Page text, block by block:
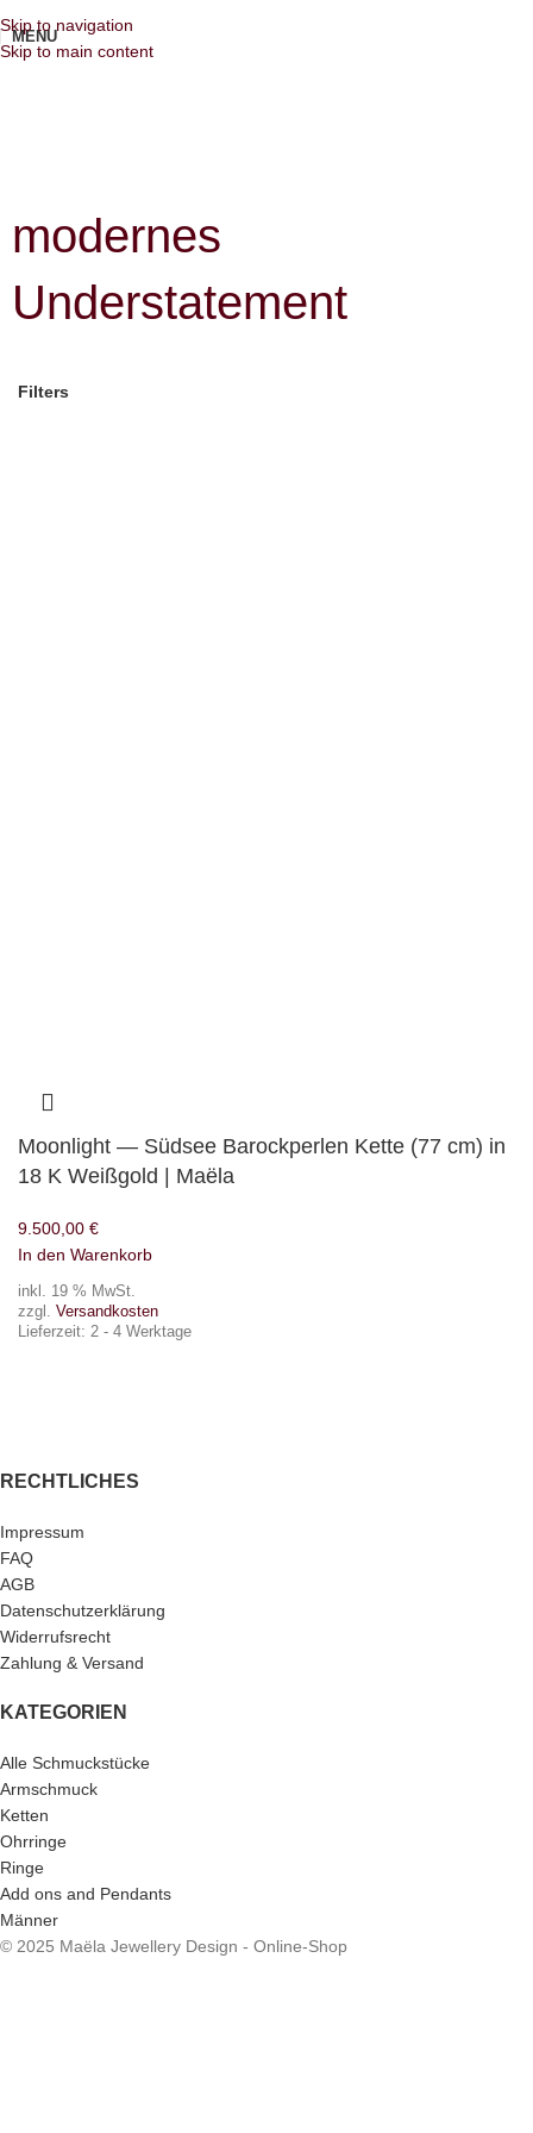
Skip to navigation
Skip to main content
MENU
modernes
Understatement
Filters
Moonlight — Südsee Barockperlen Kette (77 cm) in
18 K Weißgold | Maëla
9.500,00 €
In den Warenkorb
inkl. 19 % MwSt.
zzgl. Versandkosten
Lieferzeit: 2 - 4 Werktage
RECHTLICHES
Impressum
FAQ
AGB
Datenschutzerklärung
Widerrufsrecht
Zahlung & Versand
KATEGORIEN
Alle Schmuckstücke
Armschmuck
Ketten
Ohrringe
Ringe
Add ons and Pendants
Männer
© 2025 Maëla Jewellery Design - Online-Shop